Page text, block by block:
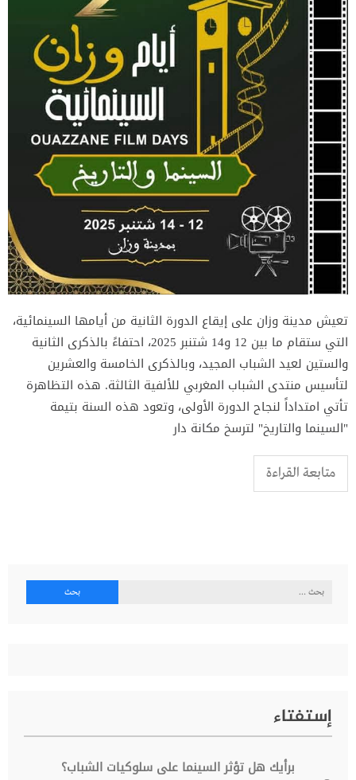
تعيش مدينة وزان على إيقاع الدورة الثانية من أيامها السينمائية،
التي ستقام ما بين 12 و14 شتنبر 2025، احتفاءً بالذكرى الثانية
والستين لعيد الشباب المجيد، وبالذكرى الخامسة والعشرين
لتأسيس منتدى الشباب المغربي للألفية الثالثة. هذه التظاهرة
تأتي امتداداً لنجاح الدورة الأولى، وتعود هذه السنة بتيمة
"السينما والتاريخ" لترسخ مكانة دار
متابعة القراءة
البحث
إستفتاء
برأيك هل تؤثر السينما على سلوكيات الشباب؟